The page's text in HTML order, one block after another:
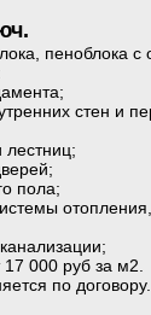
пеноблока
стен и
лестниц;
пола;
17 000 руб за м2.
по